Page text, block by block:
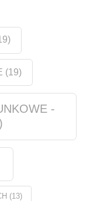
(19)
-
(13)